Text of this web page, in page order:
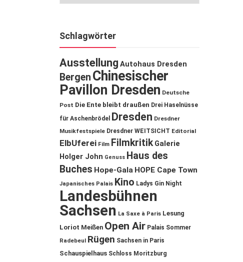
Schlagwörter
Ausstellung Autohaus Dresden
Bergen Chinesischer
Pavillon Dresden Deutsche
Post Die Ente bleibt draußen Drei Haselnüsse
für Aschenbrödel
Dresden Dresdner
Musikfestspiele Dresdner WEITSICHT Editorial
ElbUferei Film Filmkritik Galerie
Holger John Genuss Haus des
Buches Hope-Gala HOPE Cape Town
Japanisches Palais Kino Ladys Gin Night
Landesbühnen
Sachsen La Saxe à Paris Lesung
Loriot Meißen Open Air Palais Sommer
Radebeul Rügen Sachsen in Paris
Schauspielhaus Schloss Moritzburg